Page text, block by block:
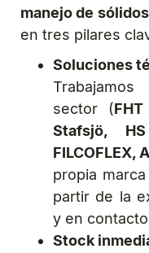
manejo de sólidos
en tres pilares
Soluciones
sector (
Stafsjö,
FILCOFLEX,
propia marca
partir de la
y en
Stock